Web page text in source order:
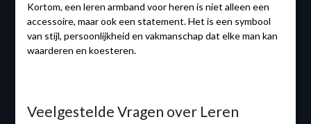
Kortom, een leren armband voor heren is niet alleen een
accessoire, maar ook een statement. Het is een symbool
van stijl, persoonlijkheid en vakmanschap dat elke man kan
waarderen en koesteren.
Veelgestelde Vragen over Leren